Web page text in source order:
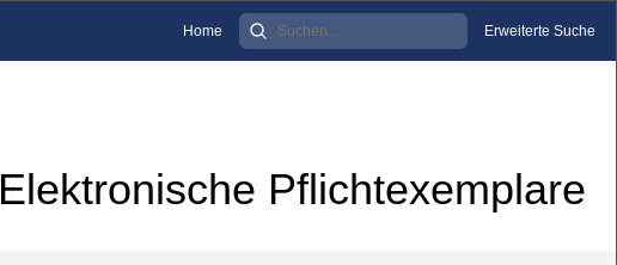
Home Erweiterte Suche
Elektronische Pflichtexemplare